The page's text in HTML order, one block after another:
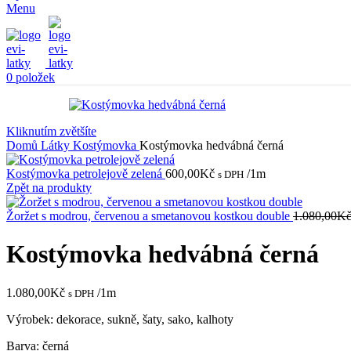
Menu
0 položek
Kliknutím zvětšíte
Domů Látky Kostýmovka Kostýmovka hedvábná černá
Kostýmovka petrolejově zelená 600,00Kč s DPH /1m
Zpět na produkty
Žoržet s modrou, červenou a smetanovou kostkou double 1.080,00Kč
Kostýmovka hedvábná černá
1.080,00Kč s DPH /1m
Výrobek: dekorace, sukně, šaty, sako, kalhoty
Barva: černá